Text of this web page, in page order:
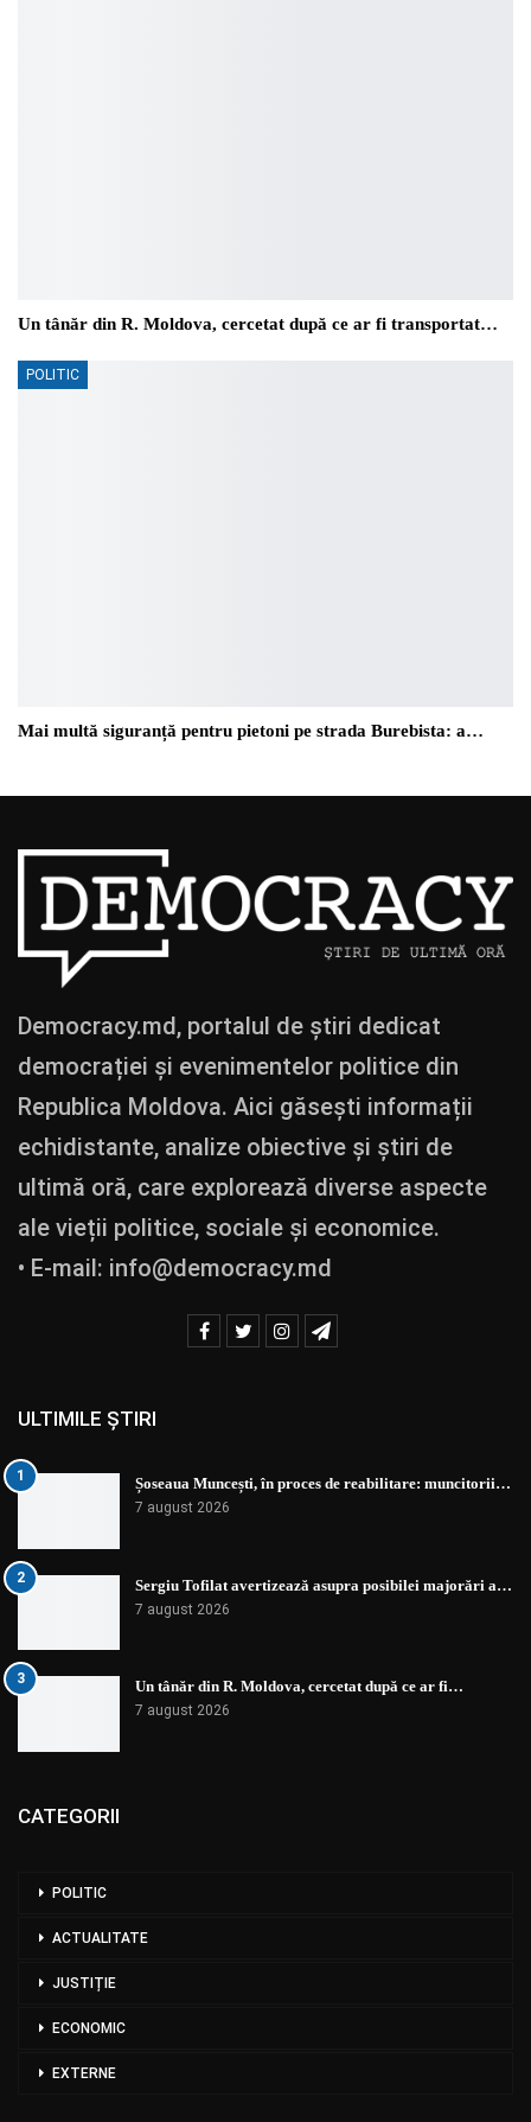
Un tânăr din R. Moldova, cercetat după ce ar fi transportat…
POLITIC
Mai multă siguranță pentru pietoni pe strada Burebista: a…
Democracy.md, portalul de știri dedicat
democrației și evenimentelor politice din
Republica Moldova. Aici găsești informații
echidistante, analize obiective și știri de
ultimă oră, care explorează diverse aspecte
ale vieții politice, sociale și economice.
• E-mail: info@democracy.md
ULTIMILE ȘTIRI
1 Șoseaua Muncești, în proces de reabilitare: muncitorii…
7 august 2026
2 Sergiu Tofilat avertizează asupra posibilei majorări a…
7 august 2026
3 Un tânăr din R. Moldova, cercetat după ce ar fi…
7 august 2026
CATEGORII
POLITIC
ACTUALITATE
JUSTIȚIE
ECONOMIC
EXTERNE